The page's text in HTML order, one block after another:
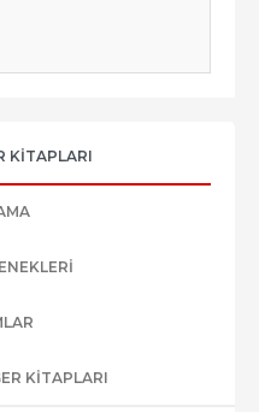
KITAPLARI
KITAPLARI